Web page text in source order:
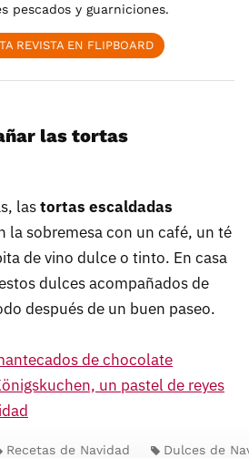
pescados y guarniciones.
REVISTA EN FLIPBOARD
las tortas
lastortas escaldadas
la sobremesa con un café, un té
de vino dulce o tinto. En casa
dulces acompañados de
después de un buen paseo.
de chocolate
un pastel de reyes
Recetas de Navidad Dulces de